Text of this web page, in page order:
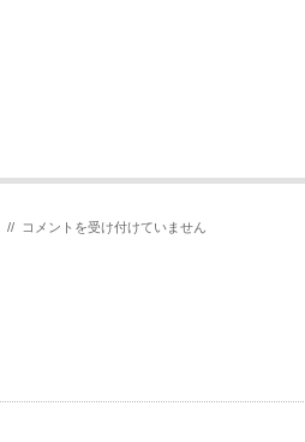
//
【京
コメントを受け付けていません